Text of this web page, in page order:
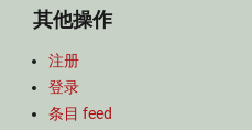
其他操作
注册
登录
条目 feed